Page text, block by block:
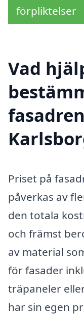
förpliktelser
Vad
Priset på
påverkas av
den totala
och främst
av material
för fasader
träpaneler
har sin egen